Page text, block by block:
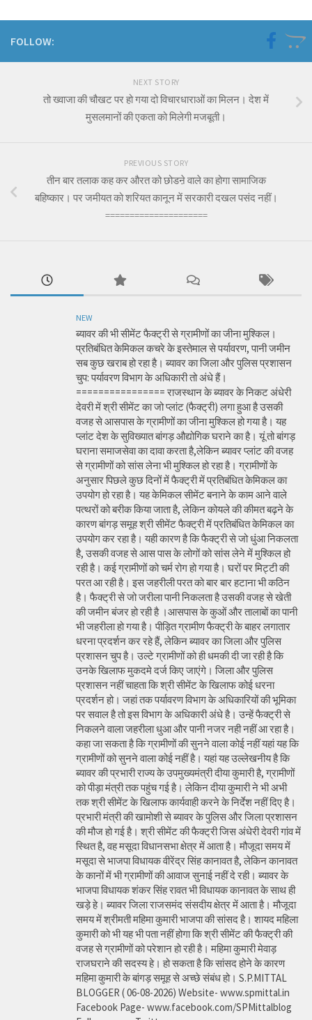
FOLLOW:
NEXT STORY
तो ख्वाजा की चौखट पर हो गया दो विचारधाराओं का मिलन। देश में
मुसलमानों की एकता को मिलेगी मजबूती।
PREVIOUS STORY
तीन बार तलाक कह कर औरत को छोडऩे वाले का होगा सामाजिक
बहिष्कार। पर जमीयत को शरियत कानून में सरकारी दखल पसंद नहीं।
=====================
NEW
ब्यावर की भी सीमेंट फैक्ट्री से ग्रामीणों का जीना मुश्किल।
प्रतिबंधित केमिकल कचरे के इस्तेमाल से पर्यावरण, पानी जमीन
सब कुछ खराब हो रहा है। ब्यावर का जिला और पुलिस प्रशासन
चुप: पर्यावरण विभाग के अधिकारी तो अंधे हैं।
================ राजस्थान के ब्यावर के निकट अंधेरी
देवरी में श्री सीमेंट का जो प्लांट (फैक्ट्री) लगा हुआ है उसकी
वजह से आसपास के ग्रामीणों का जीना मुश्किल हो गया है। यह
प्लांट देश के सुविख्यात बांगड़ औद्योगिक घराने का है। यूं तो बांगड़
घराना समाजसेवा का दावा करता है,लेकिन ब्यावर प्लांट की वजह
से ग्रामीणों को सांस लेना भी मुश्किल हो रहा है। ग्रामीणों के
अनुसार पिछले कुछ दिनों में फैक्ट्री में प्रतिबंधित केमिकल का
उपयोग हो रहा है। यह केमिकल सीमेंट बनाने के काम आने वाले
पत्थरों को बरीक किया जाता है, लेकिन कोयले की कीमत बढ़ने के
कारण बांगड़ समूह श्री सीमेंट फैक्ट्री में प्रतिबंधित केमिकल का
उपयोग कर रहा है। यही कारण है कि फैक्ट्री से जो धुंआ निकलता
है, उसकी वजह से आस पास के लोगों को सांस लेने में मुश्किल हो
रही है। कई ग्रामीणों को चर्म रोग हो गया है। घरों पर मिट्टी की
परत आ रही है। इस जहरीली परत को बार बार हटाना भी कठिन
है। फैक्ट्री से जो जरीला पानी निकलता है उसकी वजह से खेती
की जमीन बंजर हो रही है ।आसपास के कुओं और तालाबों का पानी
भी जहरीला हो गया है। पीड़ित ग्रामीण फैक्ट्री के बाहर लगातार
धरना प्रदर्शन कर रहे हैं, लेकिन ब्यावर का जिला और पुलिस
प्रशासन चुप है। उल्टे ग्रामीणों को ही धमकी दी जा रही है कि
उनके खिलाफ मुकदमे दर्ज किए जाएंगे। जिला और पुलिस
प्रशासन नहीं चाहता कि श्री सीमेंट के खिलाफ कोई धरना
प्रदर्शन हो। जहां तक पर्यावरण विभाग के अधिकारियों की भूमिका
पर सवाल है तो इस विभाग के अधिकारी अंधे है। उन्हें फैक्ट्री से
निकलने वाला जहरीला धुआ और पानी नजर नही नहीं आ रहा है।
कहा जा सकता है कि ग्रामीणों की सुनने वाला कोई नहीं यहां यह कि
ग्रामीणों को सुनने वाला कोई नहीं है। यहां यह उल्लेखनीय है कि
ब्यावर की प्रभारी राज्य के उपमुख्यमंत्री दीया कुमारी है, ग्रामीणों
को पीड़ा मंत्री तक पहुंच गई है। लेकिन दीया कुमारी ने भी अभी
तक श्री सीमेंट के खिलाफ कार्यवाही करने के निर्देश नहीं दिए है।
प्रभारी मंत्री की खामोशी से ब्यावर के पुलिस और जिला प्रशासन
की मौज हो गई है। श्री सीमेंट की फैक्ट्री जिस अंधेरी देवरी गांव में
स्थित है, वह मसूदा विधानसभा क्षेत्र में आता है। मौजूदा समय में
मसूदा से भाजपा विधायक वीरेंद्र सिंह कानावत है, लेकिन कानावत
के कानों में भी ग्रामीणों की आवाज सुनाई नहीं दे रही। ब्यावर के
भाजपा विधायक शंकर सिंह रावत भी विधायक कानावत के साथ ही
खड़े हे। ब्यावर जिला राजसमंद संसदीय क्षेत्र में आता है। मौजूदा
समय में श्रीमती महिमा कुमारी भाजपा की सांसद है। शायद महिला
कुमारी को भी यह भी पता नहीं होगा कि श्री सीमेंट की फैक्ट्री की
वजह से ग्रामीणों को परेशान हो रही है। महिमा कुमारी मेवाड़
राजघराने की सदस्य हे। हो सकता है कि सांसद होने के कारण
महिमा कुमारी के बांगड़ समूह से अच्छे संबंध हो। S.P.MITTAL
BLOGGER ( 06-08-2026) Website- www.spmittal.in
Facebook Page- www.facebook.com/SPMittalblog